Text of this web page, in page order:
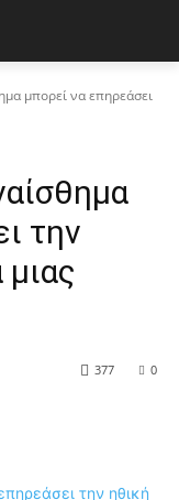
μπορεί να επηρεάσει
την
0
377